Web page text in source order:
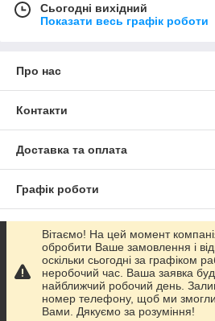
Сьогодні вихідний
Показати весь графік роботи
Про нас
Контакти
Доставка та оплата
Графік роботи
Повна версія сайту
Сайт створено на маркетплейсі
Політика конфіденційності
Вітаємо! На цей момент
обробити Ваше замовлення і
оскільки сьогодні за графіком
неробочий час. Ваша заявка
найближчий робочий день.
номер телефону, щоб ми
Вами. Дякуємо за розуміння!